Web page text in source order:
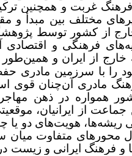
فرهنگ غربت و همچنین
مختلف بین مبدأ و
ایرانی خارج از کشور توسط
فرهنگی و اقتصادی
خارج از ایران و
را با سرزمین مادری
مادری آن‌چنان قوی
همواره در ذهن
از ایرانیان، موقعیتی
هویت‌های دو یا
محورهای متفاوت میان
1399). وضعیت پیوند با ریشه‌ها و فرهنگ